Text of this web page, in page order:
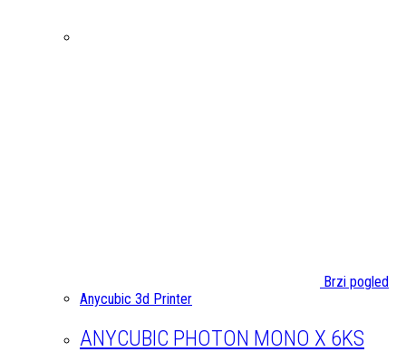
Brzi pogled
Anycubic 3d Printer
ANYCUBIC PHOTON MONO X 6KS